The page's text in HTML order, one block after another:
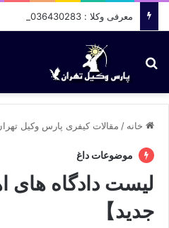
معرفی وکلا : 09036430283
جستجو برای
خانه / مقالات کیفری پارس وکیل
موضوعات داغ
لیست دادگاه های
جدید】